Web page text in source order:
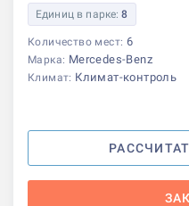
Единиц в парке:8
Количество мест: 6
Марка: Mercedes-Benz
Климат: Климат-контроль